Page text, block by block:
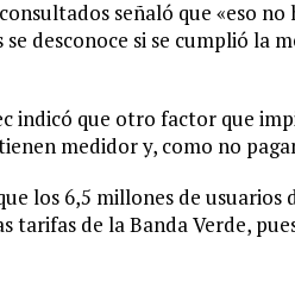
señaló que «eso no
desconoce si se cumplió la
indicó que otro factor que
medidor y, como no
los 6,5 millones de usuarios
tarifas de la Banda Verde,